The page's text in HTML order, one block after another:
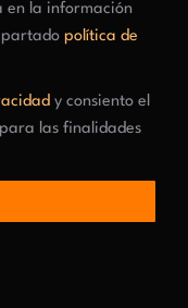
en la información
política de
y consiento el
las finalidades